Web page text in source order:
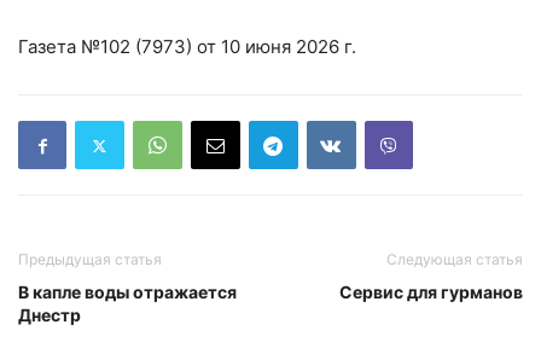
Газета №102 (7973) от 10 июня 2026 г.
Предыдущая статья
В капле воды отражается
Днестр
Следующая статья
Сервис для гурманов